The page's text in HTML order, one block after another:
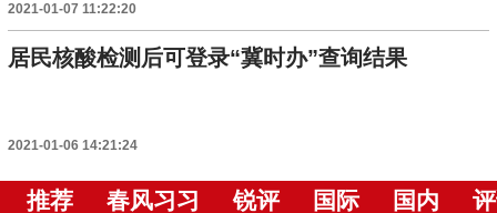
2021-01-07 11:22:20
居民核酸检测后可登录“冀时办”查询结果
2021-01-06 14:21:24
推荐 春风习习 锐评 国际 国内